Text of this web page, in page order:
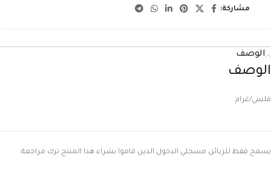
مشاركة:
الوصف
الوصف
فلبيني/غرام
يسمح فقط للزبائن مسجلي الدخول الذين قاموا بشراء هذا المنتج ترك مراجعة.